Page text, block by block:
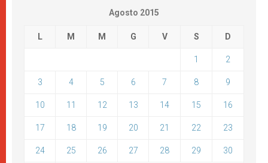
Agosto 2015
L M M G V S D
1 2
3 4 5 6 7 8 9
10 11 12 13 14 15 16
17 18 19 20 21 22 23
24 25 26 27 28 29 30